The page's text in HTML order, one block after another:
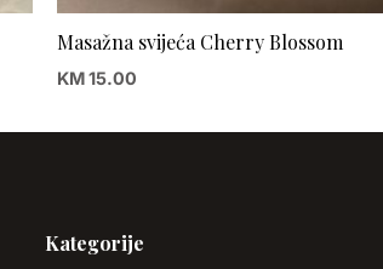
Masažna svijeća Cherry Blossom
KM15.00
Kategorije